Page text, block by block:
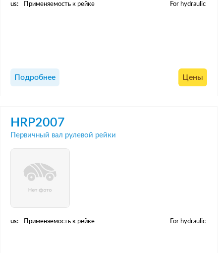
us:
Применяемость к рейке For hydraulic
Подробнее Цены
HRP2007
Первичный вал рулевой рейки
us: Применяемость к рейке For hydraulic